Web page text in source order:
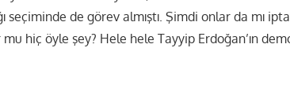
de görev almıştı. Şimdi onlar da mı
hiç öyle şey? Hele hele Tayyip Erdoğan’ın